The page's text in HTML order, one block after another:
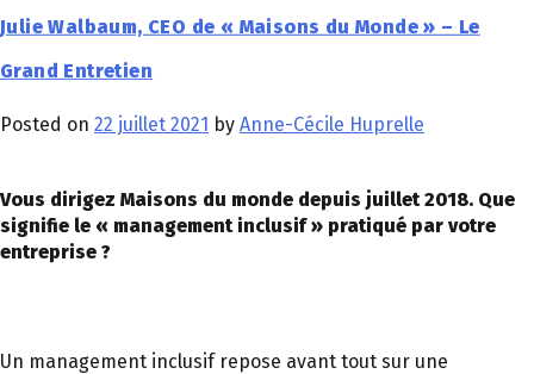
Julie Walbaum, CEO de « Maisons du Monde » – Le
Grand Entretien
Posted on 22 juillet 2021 by Anne-Cécile Huprelle
Vous dirigez Maisons du monde depuis juillet 2018. Que
signifie le « management inclusif » pratiqué par votre
entreprise ?
Un management inclusif repose avant tout sur une